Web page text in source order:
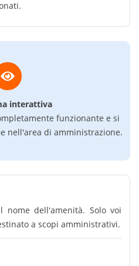
interattiva
funzionante e si
nell'area di amministrazione.
nome dell'amenità. Solo voi
a scopi amministrativi.